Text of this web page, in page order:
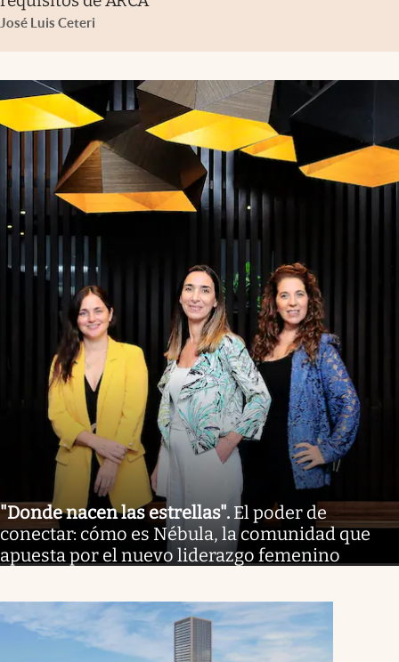
José Luis Ceteri
"Donde nacen las estrellas". El poder de
conectar: cómo es Nébula, la comunidad que
apuesta por el nuevo liderazgo femenino